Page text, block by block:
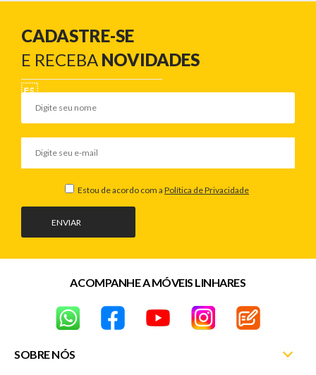
CADASTRE-SE
E RECEBA NOVIDADES
ENVIAR
Estou de acordo com a Política de Privacidade
SOBRE NÓS
ACOMPANHE A MÓVEIS LINHARES